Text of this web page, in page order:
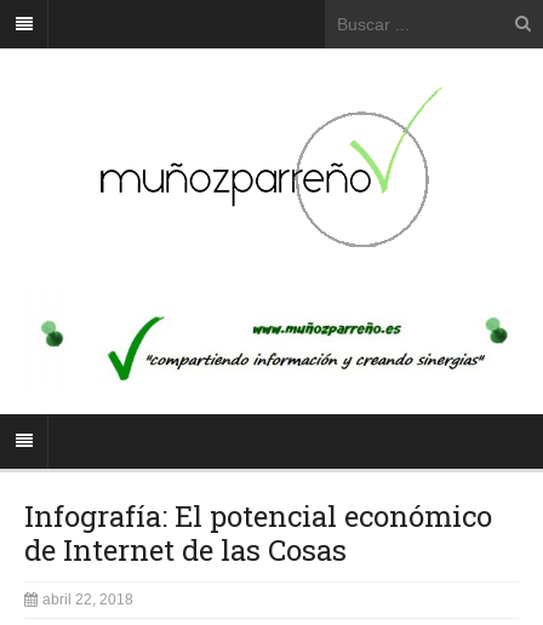
Infografía: El potencial económico
de Internet de las Cosas
abril 22, 2018